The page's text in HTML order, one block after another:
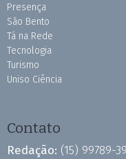
Presença
São Bento
Tá na Rede
Tecnologia
Turismo
Uniso Ciência
Contato
Redação: (15) 99789-